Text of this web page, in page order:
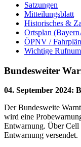
Satzungen
Mitteilungsblatt
Historisches &
Ortsplan
ÖPNV /
Wichtige
Bundesweiter
04. September 2024:
Der Bundesweite
wird eine
Entwarnung. Über Cell
Entwarnung versendet.